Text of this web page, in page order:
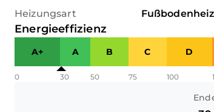
Heizungsart
Energieeffizienz
A+ A B C D
0 30 50 75 100